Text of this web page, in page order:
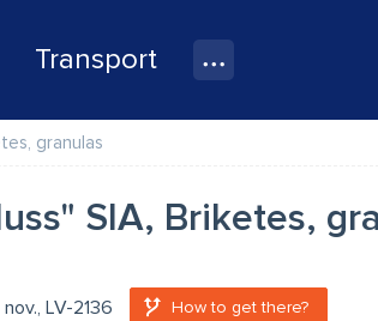
Transport
granulas
SIA, Briketes,
LV-2136 How to get there?